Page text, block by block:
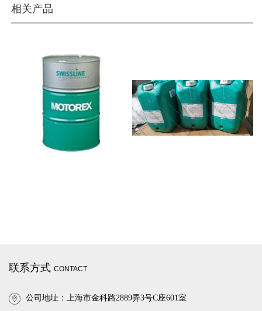
相关产品
联系方式 CONTACT
公司地址：上海市金科路2889弄3号C座601室